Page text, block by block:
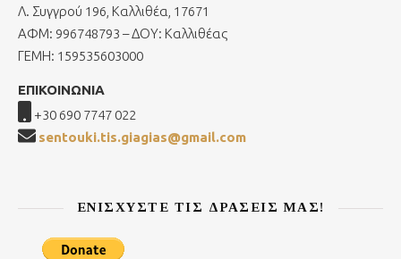
Λ. Συγγρού 196, Καλλιθέα, 17671
ΑΦΜ: 996748793 – ΔΟΥ: Καλλιθέας
ΓΕΜΗ: 159535603000
ΕΠΙΚΟΙΝΩΝΙΑ
+30 690 7747 022
sentouki.tis.giagias@gmail.com
ΕΝΙΣΧΎΣΤΕ ΤΙΣ ΔΡΆΣΕΙΣ ΜΑΣ!